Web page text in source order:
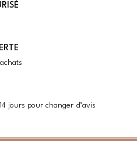
jours pour changer d’avis